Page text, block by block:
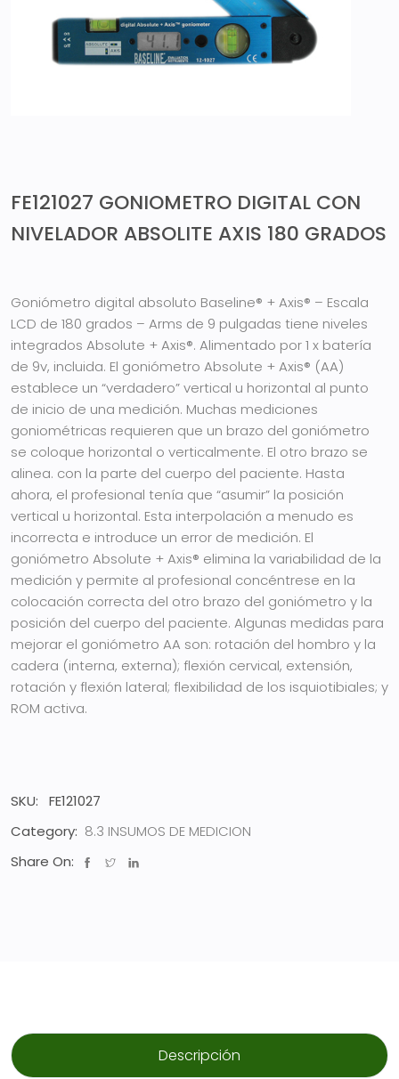
FE121027 GONIOMETRO DIGITAL CON
NIVELADOR ABSOLITE AXIS 180 GRADOS
Goniómetro digital absoluto Baseline® + Axis® – Escala
LCD de 180 grados – Arms de 9 pulgadas tiene niveles
integrados Absolute + Axis®. Alimentado por 1 x batería
de 9v, incluida. El goniómetro Absolute + Axis® (AA)
establece un “verdadero” vertical u horizontal al punto
de inicio de una medición. Muchas mediciones
goniométricas requieren que un brazo del goniómetro
se coloque horizontal o verticalmente. El otro brazo se
alinea. con la parte del cuerpo del paciente. Hasta
ahora, el profesional tenía que “asumir” la posición
vertical u horizontal. Esta interpolación a menudo es
incorrecta e introduce un error de medición. El
goniómetro Absolute + Axis® elimina la variabilidad de la
medición y permite al profesional concéntrese en la
colocación correcta del otro brazo del goniómetro y la
posición del cuerpo del paciente. Algunas medidas para
mejorar el goniómetro AA son: rotación del hombro y la
cadera (interna, externa); flexión cervical, extensión,
rotación y flexión lateral; flexibilidad de los isquiotibiales; y
ROM activa.
SKU:
FE121027
Category: 8.3 INSUMOS DE MEDICION
Share On:
Descripción